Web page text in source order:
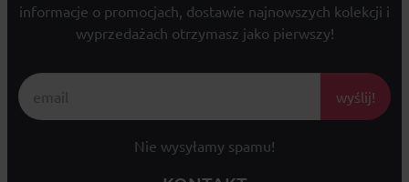
informacje o promocjach, dostawie najnowszych kolekcji i
wyprzedażach otrzymasz jako pierwszy!
wyślij!
Nie wysyłamy spamu!